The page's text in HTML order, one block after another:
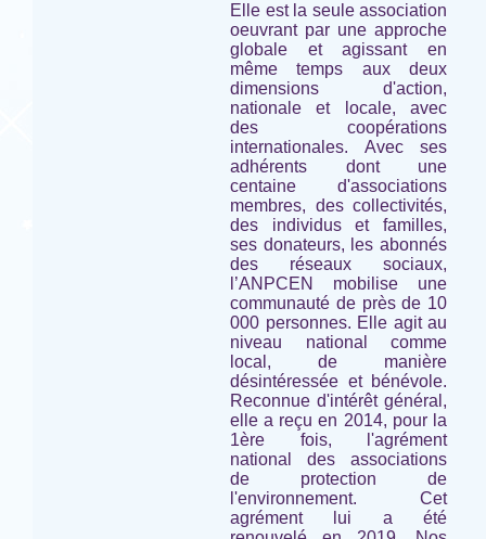
Elle est la seule association
oeuvrant par une approche
globale et agissant en
même temps aux deux
dimensions d'action,
nationale et locale, avec
des coopérations
internationales. Avec ses
adhérents dont une
centaine d'associations
membres, des collectivités,
des individus et familles,
ses donateurs, les abonnés
des réseaux sociaux,
l’ANPCEN mobilise une
communauté de près de 10
000 personnes. Elle agit au
niveau national comme
local, de manière
désintéressée et bénévole.
Reconnue d'intérêt général,
elle a reçu en 2014, pour la
1ère fois, l'agrément
national des associations
de protection de
l'environnement. Cet
agrément lui a été